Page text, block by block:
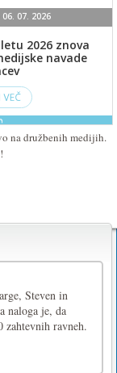
na družbenih medijih.
Steven in
naloga je, da
zahtevnih ravneh.